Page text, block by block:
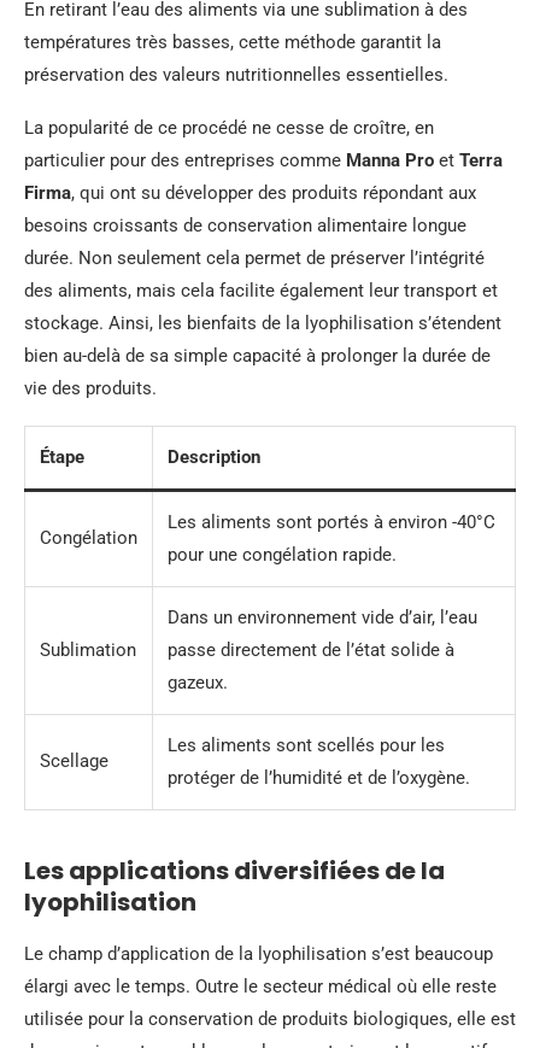
En retirant l’eau des aliments via une sublimation à des
températures très basses, cette méthode garantit la
préservation des valeurs nutritionnelles essentielles.
La popularité de ce procédé ne cesse de croître, en
particulier pour des entreprises comme Manna Pro et Terra
Firma, qui ont su développer des produits répondant aux
besoins croissants de conservation alimentaire longue
durée. Non seulement cela permet de préserver l’intégrité
des aliments, mais cela facilite également leur transport et
stockage. Ainsi, les bienfaits de la lyophilisation s’étendent
bien au-delà de sa simple capacité à prolonger la durée de
vie des produits.
Étape Description
Congélation
Les aliments sont portés à environ -40°C
pour une congélation rapide.
Sublimation
Dans un environnement vide d’air, l’eau
passe directement de l’état solide à
gazeux.
Scellage
Les aliments sont scellés pour les
protéger de l’humidité et de l’oxygène.
Les applications diversifiées de la
lyophilisation
Le champ d’application de la lyophilisation s’est beaucoup
élargi avec le temps. Outre le secteur médical où elle reste
utilisée pour la conservation de produits biologiques, elle est